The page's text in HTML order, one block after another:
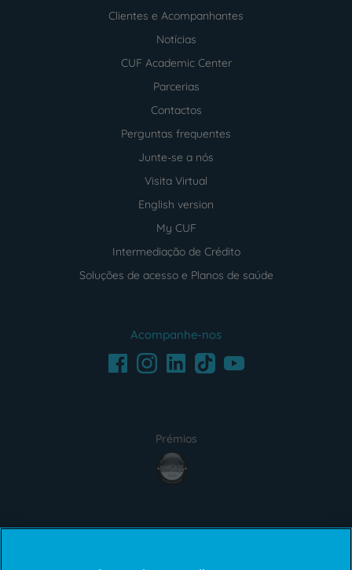
Clientes e Acompanhantes
Notícias
CUF Academic Center
Parcerias
Contactos
Perguntas frequentes
Junte-se a nós
Visita Virtual
English version
My CUF
Intermediação de Crédito
Soluções de acesso e Planos de saúde
Acompanhe-nos
FacebookInstagramLinkedInTikTokYoutube
Prémios
award4